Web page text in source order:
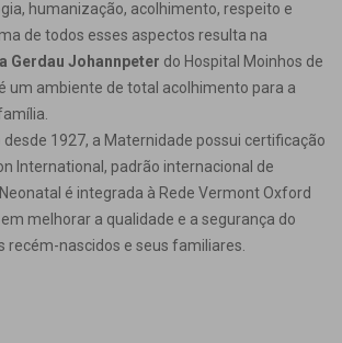
humanização, acolhimento, respeito e
de todos esses aspectos resulta na
Gerdau Johannpeter do Hospital Moinhos de
um ambiente de total acolhimento para a
1927, a Maternidade possui certificação
International, padrão internacional de
é integrada à Rede Vermont Oxford
melhorar a qualidade e a segurança do
recém-nascidos e seus familiares.